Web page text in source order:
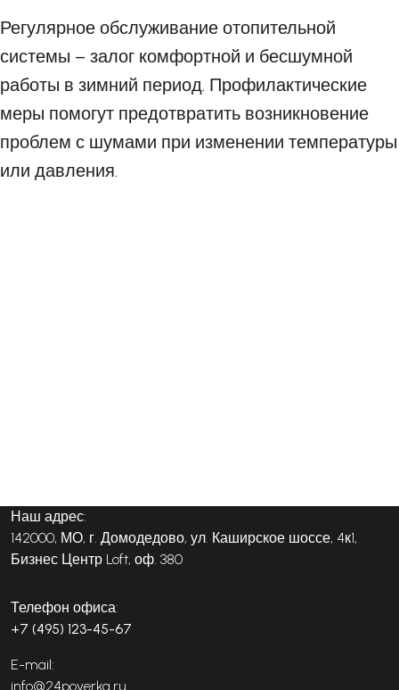
Регулярное обслуживание отопительной
системы – залог комфортной и бесшумной
работы в зимний период. Профилактические
меры помогут предотвратить возникновение
проблем с шумами при изменении температуры
или давления.
Наш адрес:
142000, МО, г. Домодедово, ул. Каширское шоссе, 4к1,
Бизнес Центр Loft, оф. 380
Телефон офиса:
+7 (495) 123-45-67
E-mail:
info@24poverka.ru